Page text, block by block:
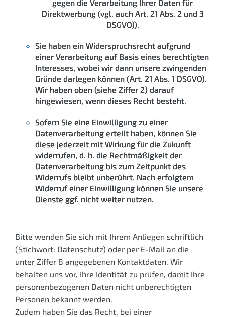
gegen die Verarbeitung Ihrer Daten für
Direktwerbung (vgl. auch Art. 21 Abs. 2 und 3
DSGVO)).
Sie haben ein Widerspruchsrecht aufgrund
einer Verarbeitung auf Basis eines berechtigten
Interesses, wobei wir dann unsere zwingenden
Gründe darlegen können (Art. 21 Abs. 1 DSGVO).
Wir haben oben (siehe Ziffer 2) darauf
hingewiesen, wenn dieses Recht besteht.
Sofern Sie eine Einwilligung zu einer
Datenverarbeitung erteilt haben, können Sie
diese jederzeit mit Wirkung für die Zukunft
widerrufen, d. h. die Rechtmäßigkeit der
Datenverarbeitung bis zum Zeitpunkt des
Widerrufs bleibt unberührt. Nach erfolgtem
Widerruf einer Einwilligung können Sie unsere
Dienste ggf. nicht weiter nutzen.
Bitte wenden Sie sich mit Ihrem Anliegen schriftlich
(Stichwort: Datenschutz) oder per E-Mail an die
unter Ziffer 8 angegebenen Kontaktdaten. Wir
behalten uns vor, Ihre Identität zu prüfen, damit Ihre
personenbezogenen Daten nicht unberechtigten
Personen bekannt werden.
Zudem haben Sie das Recht, bei einer